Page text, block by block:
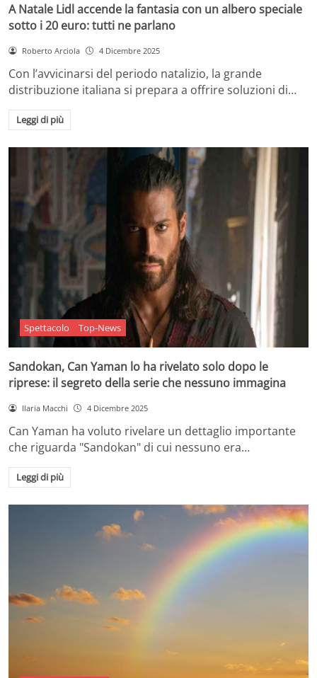
A Natale Lidl accende la fantasia con un albero speciale
sotto i 20 euro: tutti ne parlano
Roberto Arciola 4 Dicembre 2025
Con l’avvicinarsi del periodo natalizio, la grande
distribuzione italiana si prepara a offrire soluzioni di…
Leggi di più
Spettacolo Top-News
Sandokan, Can Yaman lo ha rivelato solo dopo le
riprese: il segreto della serie che nessuno immagina
Ilaria Macchi 4 Dicembre 2025
Can Yaman ha voluto rivelare un dettaglio importante
che riguarda "Sandokan" di cui nessuno era…
Leggi di più